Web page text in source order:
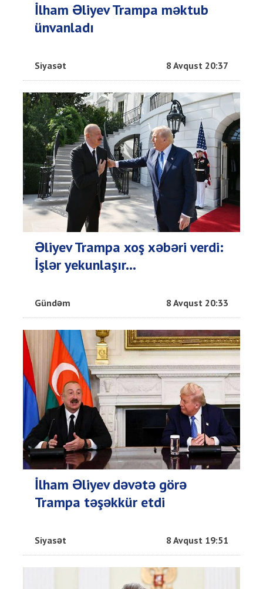
İlham Əliyev Trampa məktub
ünvanladı
Siyasət 8 Avqust 20:37
Əliyev Trampa xoş xəbəri verdi:
İşlər yekunlaşır...
Gündəm 8 Avqust 20:33
İlham Əliyev dəvətə görə
Trampa təşəkkür etdi
Siyasət 8 Avqust 19:51